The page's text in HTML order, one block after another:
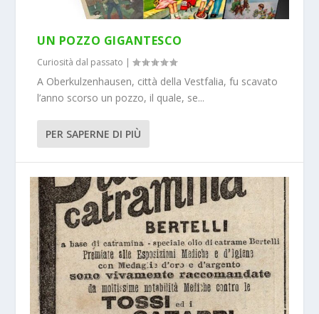
UN POZZO GIGANTESCO
Curiosità dal passato |
A Oberkulzenhausen, città della Vestfalia, fu scavato
l’anno scorso un pozzo, il quale, se...
PER SAPERNE DI PIÙ